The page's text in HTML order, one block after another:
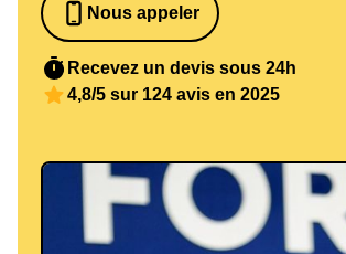
Nous appeler
0652698481
Recevez un devis sous 24h
4,8/5 sur 124 avis en 2025